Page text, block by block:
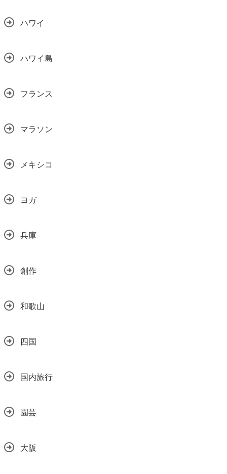
ハワイ
ハワイ島
フランス
マラソン
メキシコ
ヨガ
兵庫
創作
和歌山
四国
国内旅行
園芸
大阪